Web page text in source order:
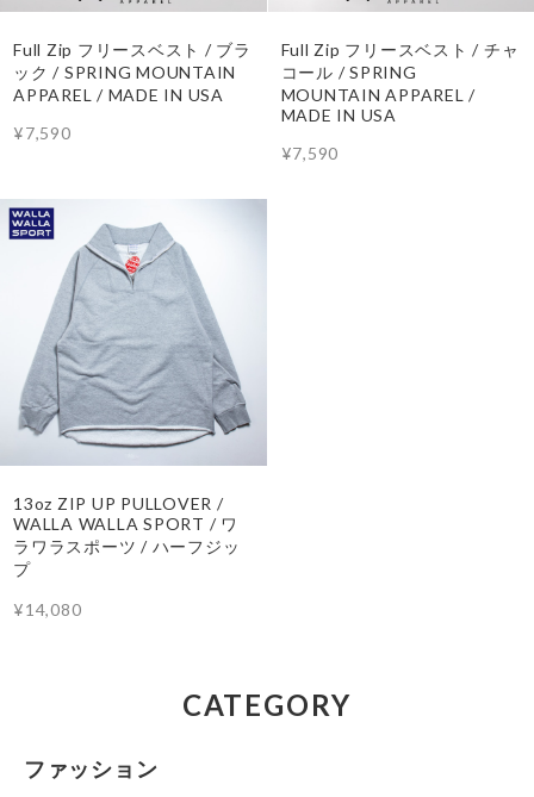
Full Zip フリースベスト / ブラ
ック / SPRING MOUNTAIN
APPAREL / MADE IN USA
¥7,590
Full Zip フリースベスト / チャ
コール / SPRING
MOUNTAIN APPAREL /
MADE IN USA
¥7,590
13oz ZIP UP PULLOVER /
WALLA WALLA SPORT / ワ
ラワラスポーツ / ハーフジッ
プ
¥14,080
CATEGORY
ファッション